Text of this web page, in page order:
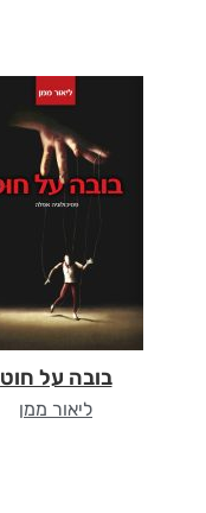
בובה על חוט
ליאור ממן